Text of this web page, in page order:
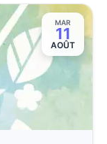
MAR
11
AOÛT